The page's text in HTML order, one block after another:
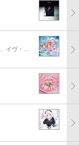
安部菜々(CV:三宅麻理恵)、神崎蘭子(CV:内田真礼)、イヴ・サンタクロース(CV:松永あかね)